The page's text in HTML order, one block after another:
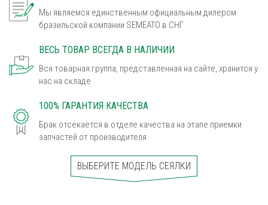
Мы являемся единственным официальным дилером
бразильской компании SEMEATO в СНГ
ВЕСЬ ТОВАР ВСЕГДА В НАЛИЧИИ
Вся товарная группа, представленная на сайте, хранится у
нас на складе
100% ГАРАНТИЯ КАЧЕСТВА
Брак отсекается в отделе качества на этапе приемки
запчастей от производителя
ВЫБЕРИТЕ МОДЕЛЬ СЕЯЛКИ